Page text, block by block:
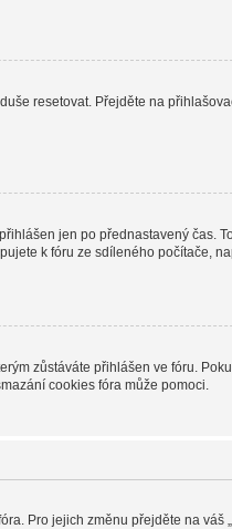
resetovat. Přejděte na
jen po přednastavený čas.
k fóru ze sdíleného počítače,
zůstáváte přihlášen ve fóru.
cookies fóra může pomoci.
Pro jejich změnu přejděte na